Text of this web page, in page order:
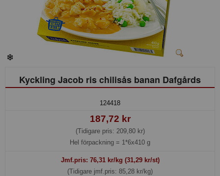
Kyckling Jacob ris chilisås banan Dafgårds
124418
187,72 kr
(Tidigare pris: 209,80 kr)
Hel förpackning = 1*6x410 g
Jmf.pris: 76,31kr/kg (31,29 kr/st)
(Tidigare jmf.pris: 85,28 kr/kg)